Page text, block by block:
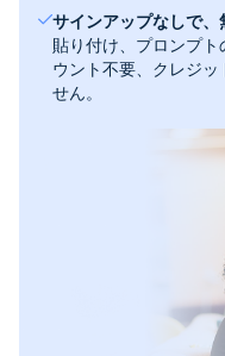
サインアップなしで、
貼り付け、プロンプ
ウント不要、クレジ
せん。